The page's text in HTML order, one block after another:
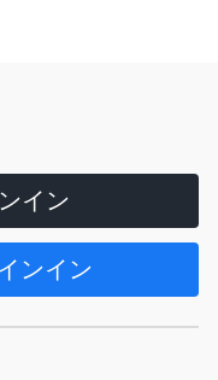
イン
ンイン